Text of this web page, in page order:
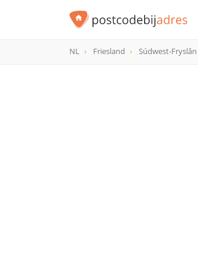
NL Friesland Súdwest-Fryslân